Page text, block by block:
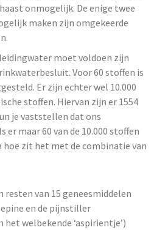
onmogelijk. De enige twee
maken zijn omgekeerde
moet voldoen zijn
Voor 60 stoffen is
Er zijn echter wel 10.000
stoffen. Hiervan zijn er 1554
je vaststellen dat ons
er maar 60 van de 10.000 stoffen
hoe zit het met de combinatie van
van 15 geneesmiddelen
en de pijnstiller
welbekende ‘aspirientje’)